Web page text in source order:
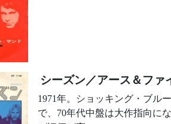
シーズン／アース＆ファ
1971年。ショッキング・ブル
で、70年代中盤は大作指向に